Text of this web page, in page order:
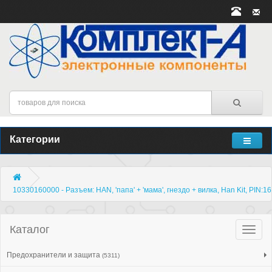
Категории
10330160000 - Разъем: HAN, 'папа' + 'мама', гнездо + вилка, Han Kit, PIN:16
Каталог
Предохранители и защита (5311)